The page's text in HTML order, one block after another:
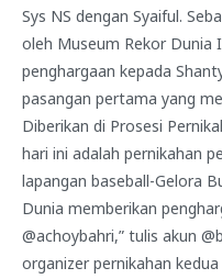
Sys NS dengan Syaiful.
oleh Museum Rekor Dunia
penghargaan kepada
pasangan pertama yang
Diberikan di Prosesi
hari ini adalah pernikahan
lapangan baseball-Gelora
Dunia memberikan
@achoybahri,” tulis akun
organizer pernikahan